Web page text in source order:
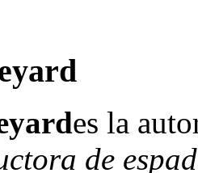
es la
de